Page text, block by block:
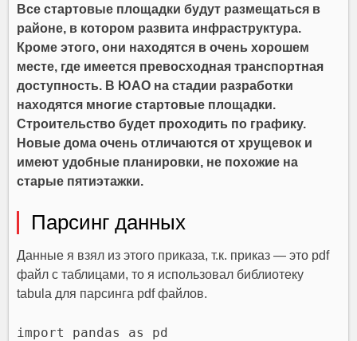
Все стартовые площадки будут размещаться в
районе, в котором развита инфраструктура.
Кроме этого, они находятся в очень хорошем
месте, где имеется превосходная транспортная
доступность. В ЮАО на стадии разработки
находятся многие стартовые площадки.
Строительство будет проходить по графику.
Новые дома очень отличаются от хрущевок и
имеют удобные планировки, не похожие на
старые пятиэтажки.
Парсинг данных
Данные я взял из этого приказа, т.к. приказ — это pdf
файл с таблицами, то я использовал библиотеку
tabula для парсинга pdf файлов.
import pandas as pd